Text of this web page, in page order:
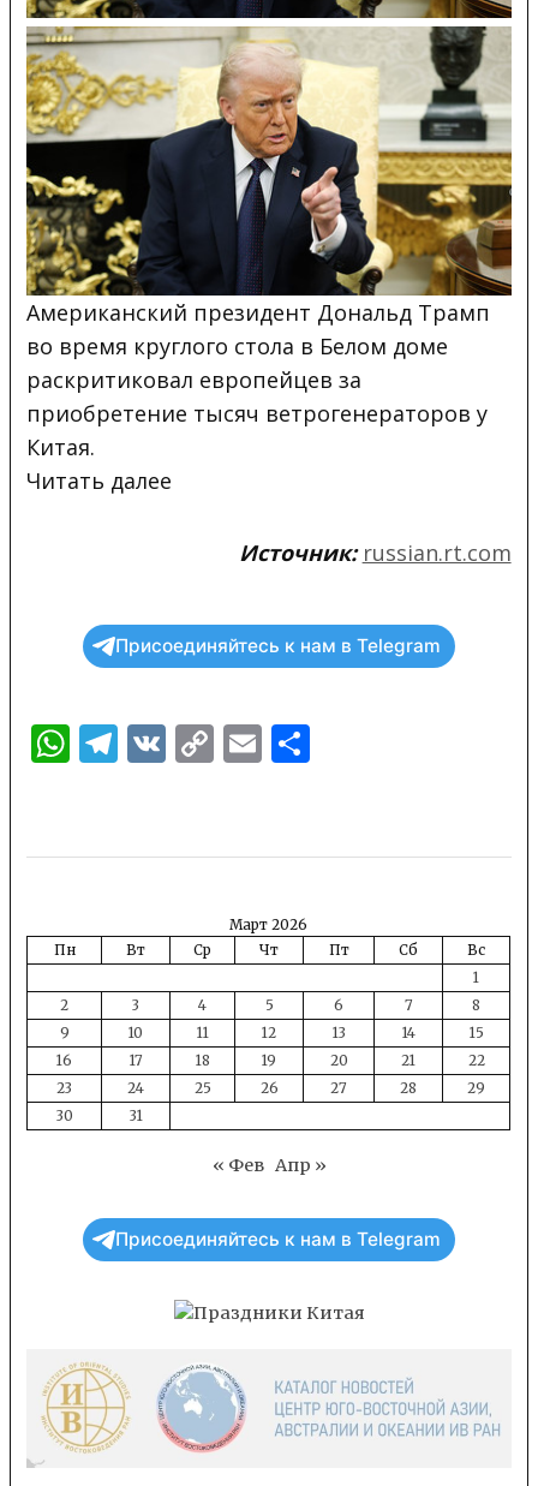
Американский президент Дональд Трамп
во время круглого стола в Белом доме
раскритиковал европейцев за
приобретение тысяч ветрогенераторов у
Китая.
Читать далее
Источник: russian.rt.com
Присоединяйтесь к нам в Telegram
WhatsApp
Telegram
VKCopyEmail
Март 2026
Пн
Вт Ср Чт Пт Сб
Вс
1
2
3 4 5 6 7
8
9
10 11 12 13 14
15
16
17 18 19 20 21
22
23
24 25 26 27 28
29
30
31
« Фев Апр »
Присоединяйтесь к нам в Telegram